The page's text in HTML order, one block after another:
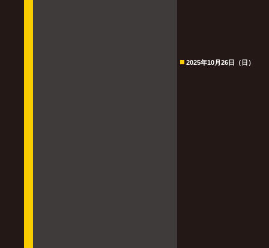
2025年10月26日（日）